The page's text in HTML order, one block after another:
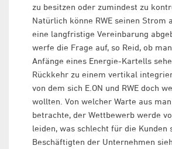
zu besitzen oder zumindest zu
Natürlich könne RWE seinen Strom
eine langfristige Vereinbarung
werfe die Frage auf, so Reid, ob
Anfänge eines Energie-Kartells
Rückkehr zu einem vertikal
von dem sich E.ON und RWE doch
wollten. Von welcher Warte aus
betrachte, der Wettbewerb werde
leiden, was schlecht für die Kunden
Beschäftigten der Unternehmen